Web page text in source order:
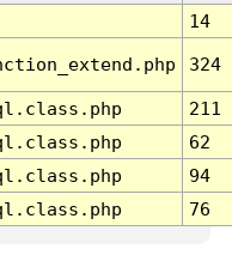
14
324
211
62
94
76